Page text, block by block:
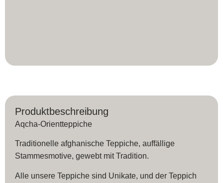
Produktbeschreibung
Aqcha-Orientteppiche
Traditionelle afghanische Teppiche, auffällige
Stammesmotive, gewebt mit Tradition.
Alle unsere Teppiche sind Unikate, und der Teppich